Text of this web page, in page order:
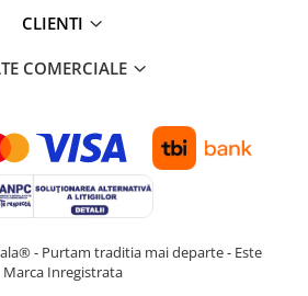
CLIENTI
COMERCIALE
- Purtam traditia mai departe - Este
Marca Inregistrata